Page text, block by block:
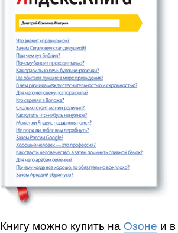
Книгу можно купить на Озоне и в